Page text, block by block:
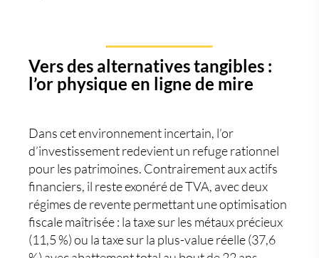
Vers des alternatives tangibles :
l’or physique en ligne de mire
Dans cet environnement incertain, l’or
d’investissementredevient un refuge rationnel
pour les patrimoines. Contrairement aux actifs
financiers, il resteexonéré de TVA, avec deux
régimes de revente permettant uneoptimisation
fiscale maîtrisée: lataxe sur les métaux précieux
(11,5 %)ou lataxe sur la plus-value réelle (37,6